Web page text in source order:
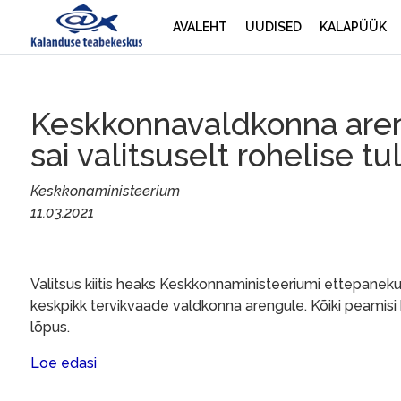
AVALEHT UUDISED KALAPÜÜK
Keskkonnavaldkonna
sai valitsuselt rohelise
Keskkonaministeerium
11.03.2021
Valitsus kiitis heaks Keskkonnaministeeriumi
keskpikk tervikvaade valdkonna arengule. Kõiki
lõpus.
Loe edasi